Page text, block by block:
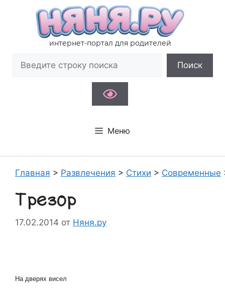
содержимому
интернет-портал для родителей
Поиск
Меню
Главная > Развлечения > Стихи > Современные
Трезор
17.02.2014 от Няня.ру
На дверях висел